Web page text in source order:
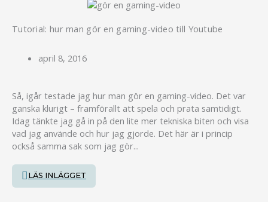
Tutorial: hur man gör en gaming-video till Youtube
april 8, 2016
Så, igår testade jag hur man gör en gaming-video. Det var
ganska klurigt – framförallt att spela och prata samtidigt.
Idag tänkte jag gå in på den lite mer tekniska biten och visa
vad jag använde och hur jag gjorde. Det här är i princip
också samma sak som jag gör...
LÄS INLÄGGET